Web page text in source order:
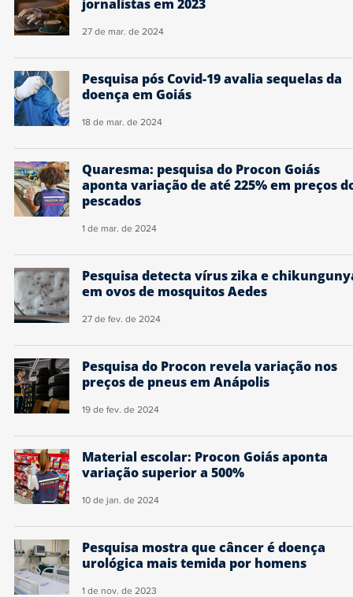
jornalistas em 2023
27 de mar. de 2024
Pesquisa pós Covid-19 avalia sequelas da
doença em Goiás
18 de mar. de 2024
Quaresma: pesquisa do Procon Goiás
aponta variação de até 225% em preços
pescados
1 de mar. de 2024
Pesquisa detecta vírus zika e
em ovos de mosquitos Aedes
27 de fev. de 2024
Pesquisa do Procon revela variação nos
preços de pneus em Anápolis
19 de fev. de 2024
Material escolar: Procon Goiás aponta
variação superior a 500%
10 de jan. de 2024
Pesquisa mostra que câncer é doença
urológica mais temida por homens
1 de nov. de 2023